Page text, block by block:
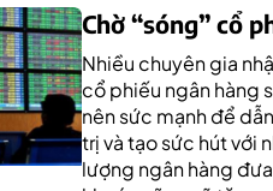
Chờ “sóng” cổ
Nhiều chuyên gia
cổ phiếu ngân hàng
nên sức mạnh để
trị và tạo sức hút với
lượng ngân hàng